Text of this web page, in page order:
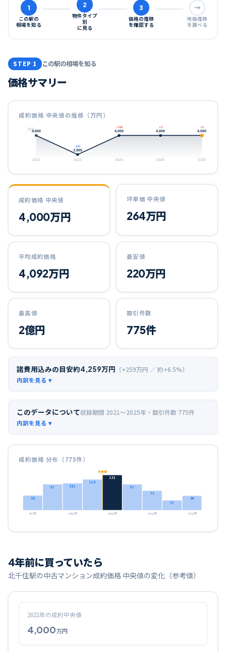
1
この駅の
相場を知る
2
物件タイプ
別
に見る
3
価格の推移
を確認する
→
地価推移
を調べる
STEP 1 この駅の相場を知る
価格サマリー
成約価格 中央値の推移（万円）
万円4,000
2021
3,900
-100
2022
4,000
+100
2023
4,000
+0
2024
4,000
+0
2025
成約価格 中央値
4,000万円
坪単価 中央値
264万円
平均成約価格
4,092万円
最安値
220万円
最高値
2億円
取引件数
775件
諸費用込みの目安約4,259万円 （+259万円 ／ 約+6.5%）
このデータについて収録期間 2021〜2025年 ・取引件数 775件
成約価格 分布（775件）
55
97 101
115
132
97
73
37
54
800万 2400万 4000万 5600万 7200万
中央値
4年前に買っていたら
北千住駅の中古マンション成約価格 中央値の変化（参考値）
2021年の成約中央値
4,000万円